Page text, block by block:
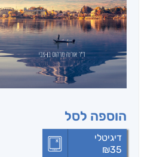
הוספה לסל
דיגיטלי
₪35